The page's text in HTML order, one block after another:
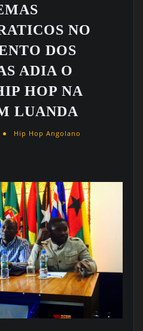
NO
DOS
ADIA O
HOP NA
LUANDA
Hip Hop Angolano